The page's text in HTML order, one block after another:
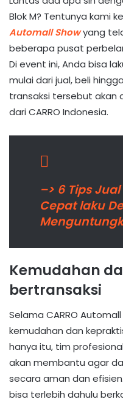
Blok M? Tentunya kami
Automall Showyang
beberapa pusat
Di event ini, Anda bisa
mulai dari jual, beli
transaksi tersebut akan
dari CARRO Indonesia.
–> 6 Tips
Cepat laku
Kemudahan
bertransaksi
Selama CARRO
kemudahan dan
hanya itu, tim
akan membantu agar
secara aman dan
bisa terlebih dahulu